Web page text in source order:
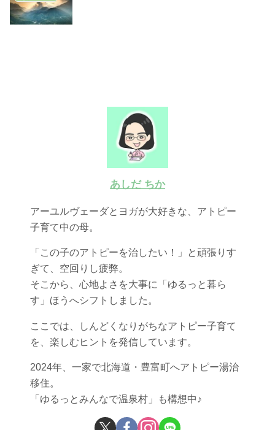
あしだ ちか
アーユルヴェーダとヨガが大好きな、アトピー
子育て中の母。
「この子のアトピーを治したい！」と頑張りす
ぎて、空回りし疲弊。
そこから、心地よさを大事に「ゆるっと暮ら
す」ほうへシフトしました。
ここでは、しんどくなりがちなアトピー子育て
を、楽しむヒントを発信しています。
2024年、一家で北海道・豊富町へアトピー湯治
移住。
「ゆるっとみんなで温泉村」も構想中♪